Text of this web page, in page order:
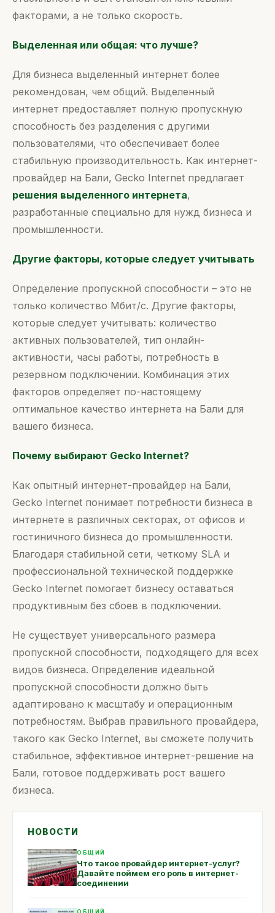
факторами, а не только скорость.
Выделенная или общая: что лучше?
Для бизнеса выделенный интернет более
рекомендован, чем общий. Выделенный
интернет предоставляет полную пропускную
способность без разделения с другими
пользователями, что обеспечивает более
стабильную производительность. Как интернет-
провайдер на Бали, Gecko Internet предлагает
решения выделенного интернета,
разработанные специально для нужд бизнеса и
промышленности.
Другие факторы, которые следует учитывать
Определение пропускной способности – это не
только количество Мбит/с. Другие факторы,
которые следует учитывать: количество
активных пользователей, тип онлайн-
активности, часы работы, потребность в
резервном подключении. Комбинация этих
факторов определяет по-настоящему
оптимальное качество интернета на Бали для
вашего бизнеса.
Почему выбирают Gecko Internet?
Как опытный интернет-провайдер на Бали,
Gecko Internet понимает потребности бизнеса в
интернете в различных секторах, от офисов и
гостиничного бизнеса до промышленности.
Благодаря стабильной сети, четкому SLA и
профессиональной технической поддержке
Gecko Internet помогает бизнесу оставаться
продуктивным без сбоев в подключении.
Не существует универсального размера
пропускной способности, подходящего для всех
видов бизнеса. Определение идеальной
пропускной способности должно быть
адаптировано к масштабу и операционным
потребностям. Выбрав правильного провайдера,
такого как Gecko Internet, вы сможете получить
стабильное, эффективное интернет-решение на
Бали, готовое поддерживать рост вашего
бизнеса.
НОВОСТИ
ОБЩИЙ
Что такое провайдер интернет-услуг?
Давайте поймем его роль в интернет-
соединении
ОБЩИЙ